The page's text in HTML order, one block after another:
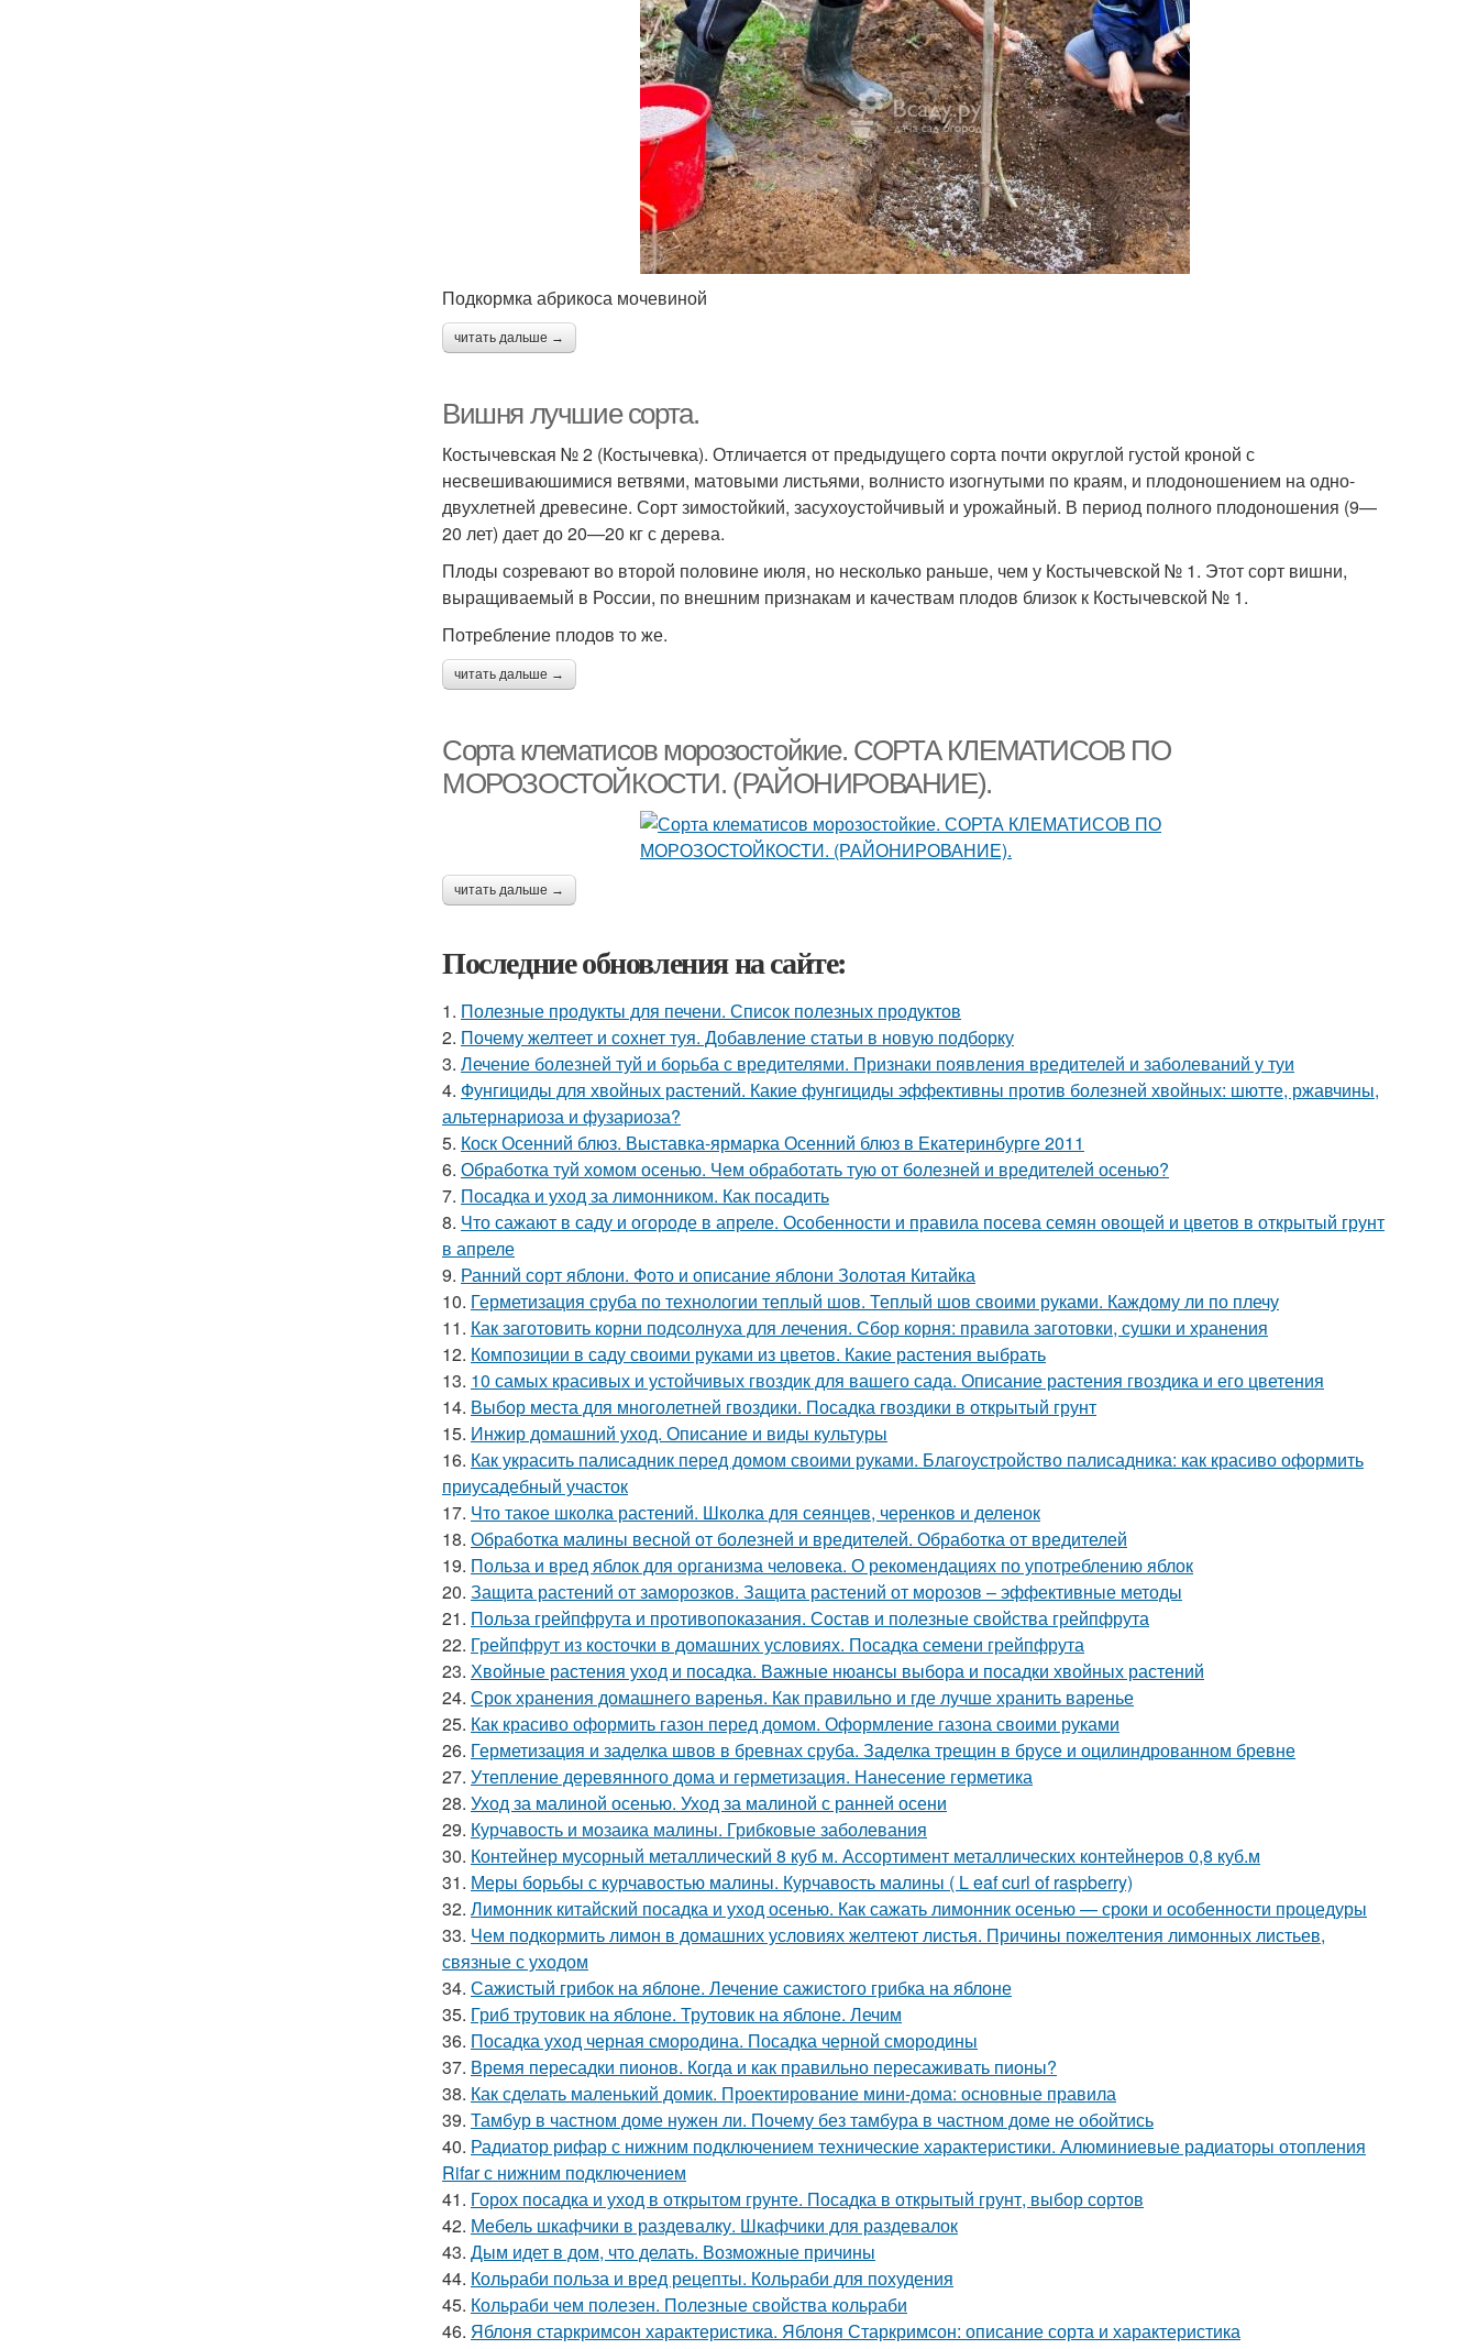
Подкормка абрикоса мочевиной
читать дальше →
Вишня лучшие сорта.
Костычевская № 2 (Костычевка). Отличается от предыдущего сорта почти округлой густой кроной с
несвешиваюшимися ветвями, матовыми листьями, волнисто изогнутыми по краям, и плодоношением на одно-
двухлетней древесине. Сорт зимостойкий, засухоустойчивый и урожайный. В период полного плодоношения (9—
20 лет) дает до 20—20 кг с дерева.
Плоды созревают во второй половине июля, но несколько раньше, чем у Костычевской № 1. Этот сорт вишни,
выращиваемый в России, по внешним признакам и качествам плодов близок к Костычевской № 1.
Потребление плодов то же.
читать дальше →
Сорта клематисов морозостойкие. СОРТА КЛЕМАТИСОВ ПО
МОРОЗОСТОЙКОСТИ. (РАЙОНИРОВАНИЕ).
читать дальше →
Последние обновления на сайте:
1. Полезные продукты для печени. Список полезных продуктов
2. Почему желтеет и сохнет туя. Добавление статьи в новую подборку
3. Лечение болезней туй и борьба с вредителями. Признаки появления вредителей и заболеваний у туи
4. Фунгициды для хвойных растений. Какие фунгициды эффективны против болезней хвойных: шютте, ржавчины,
альтернариоза и фузариоза?
5. Коск Осенний блюз. Выставка-ярмарка Осенний блюз в Екатеринбурге 2011
6. Обработка туй хомом осенью. Чем обработать тую от болезней и вредителей осенью?
7. Посадка и уход за лимонником. Как посадить
8. Что сажают в саду и огороде в апреле. Особенности и правила посева семян овощей и цветов в открытый грунт
в апреле
9. Ранний сорт яблони. Фото и описание яблони Золотая Китайка
10. Герметизация сруба по технологии теплый шов. Теплый шов своими руками. Каждому ли по плечу
11. Как заготовить корни подсолнуха для лечения. Сбор корня: правила заготовки, сушки и хранения
12. Композиции в саду своими руками из цветов. Какие растения выбрать
13. 10 самых красивых и устойчивых гвоздик для вашего сада. Описание растения гвоздика и его цветения
14. Выбор места для многолетней гвоздики. Посадка гвоздики в открытый грунт
15. Инжир домашний уход. Описание и виды культуры
16. Как украсить палисадник перед домом своими руками. Благоустройство палисадника: как красиво оформить
приусадебный участок
17. Что такое школка растений. Школка для сеянцев, черенков и деленок
18. Обработка малины весной от болезней и вредителей. Обработка от вредителей
19. Польза и вред яблок для организма человека. О рекомендациях по употреблению яблок
20. Защита растений от заморозков. Защита растений от морозов – эффективные методы
21. Польза грейпфрута и противопоказания. Состав и полезные свойства грейпфрута
22. Грейпфрут из косточки в домашних условиях. Посадка семени грейпфрута
23. Хвойные растения уход и посадка. Важные нюансы выбора и посадки хвойных растений
24. Срок хранения домашнего варенья. Как правильно и где лучше хранить варенье
25. Как красиво оформить газон перед домом. Оформление газона своими руками
26. Герметизация и заделка швов в бревнах сруба. Заделка трещин в брусе и оцилиндрованном бревне
27. Утепление деревянного дома и герметизация. Нанесение герметика
28. Уход за малиной осенью. Уход за малиной с ранней осени
29. Курчавость и мозаика малины. Грибковые заболевания
30. Контейнер мусорный металлический 8 куб м. Ассортимент металлических контейнеров 0,8 куб.м
31. Меры борьбы с курчавостью малины. Курчавость малины ( L eaf curl of raspberry)
32. Лимонник китайский посадка и уход осенью. Как сажать лимонник осенью — сроки и особенности процедуры
33. Чем подкормить лимон в домашних условиях желтеют листья. Причины пожелтения лимонных листьев,
связные с уходом
34. Сажистый грибок на яблоне. Лечение сажистого грибка на яблоне
35. Гриб трутовик на яблоне. Трутовик на яблоне. Лечим
36. Посадка уход черная смородина. Посадка черной смородины
37. Время пересадки пионов. Когда и как правильно пересаживать пионы?
38. Как сделать маленький домик. Проектирование мини-дома: основные правила
39. Тамбур в частном доме нужен ли. Почему без тамбура в частном доме не обойтись
40. Радиатор рифар с нижним подключением технические характеристики. Алюминиевые радиаторы отопления
Rifar с нижним подключением
41. Горох посадка и уход в открытом грунте. Посадка в открытый грунт, выбор сортов
42. Мебель шкафчики в раздевалку. Шкафчики для раздевалок
43. Дым идет в дом, что делать. Возможные причины
44. Кольраби польза и вред рецепты. Кольраби для похудения
45. Кольраби чем полезен. Полезные свойства кольраби
46. Яблоня старкримсон характеристика. Яблоня Старкримсон: описание сорта и характеристика